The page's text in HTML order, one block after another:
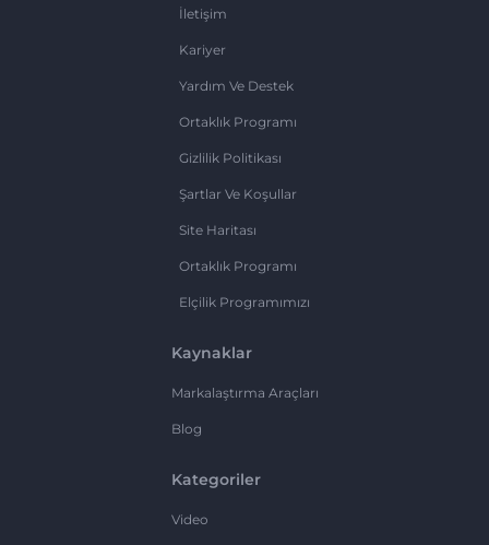
İletişim
Kariyer
Yardım Ve Destek
Ortaklık Programı
Gizlilik Politikası
Şartlar Ve Koşullar
Site Haritası
Ortaklık Programı
Elçilik Programımızı
Kaynaklar
Markalaştırma Araçları
Blog
Kategoriler
Video